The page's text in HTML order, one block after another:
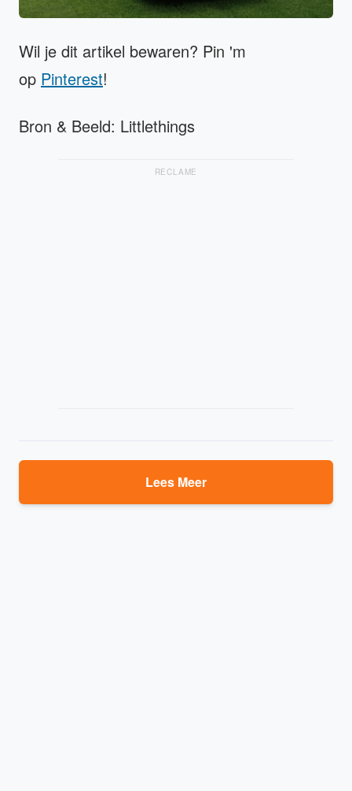
Wil je dit artikel bewaren? Pin 'm
op Pinterest!
Bron & Beeld: Littlethings
RECLAME
Lees Meer